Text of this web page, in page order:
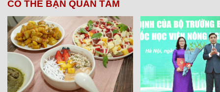
CÓ THỂ BẠN QUAN TÂM